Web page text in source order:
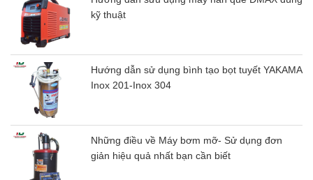
kỹ thuật
Hướng dẫn sử dụng bình tạo bọt tuyết YAKAMA
Inox 201-Inox 304
Những điều về Máy bơm mỡ- Sử dụng đơn
giản hiệu quả nhất bạn cần biết